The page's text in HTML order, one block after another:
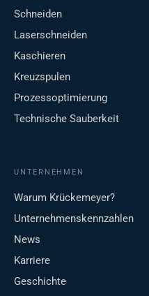
Schneiden
Laserschneiden
Kaschieren
Kreuzspulen
Prozessoptimierung
Technische Sauberkeit
UNTERNEHMEN
Warum Krückemeyer?
Unternehmenskennzahlen
News
Karriere
Geschichte